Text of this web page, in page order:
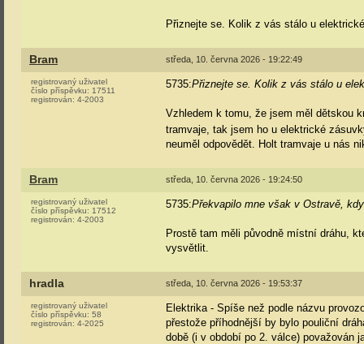
Přiznejte se. Kolik z vás stálo u
Bram středa, 10. června 2026 - 19:22:49
registrovaný uživatel
číslo příspěvku: 17511
registrován: 4-2003
5735:Přiznejte se. Kolik z vás stálo u
Vzhledem k tomu, že jsem měl dětskou
tramvaje, tak jsem ho u elektrické
neuměl odpovědět. Holt tramvaje u nás
Bram středa, 10. června 2026 - 19:24:50
registrovaný uživatel
číslo příspěvku: 17512
registrován: 4-2003
5735:Překvapilo mne však v Ostravě,
Prostě tam měli původně místní dráhu,
vysvětlit.
hradla středa, 10. června 2026 - 19:53:37
registrovaný uživatel
číslo příspěvku: 58
registrován: 4-2025
Elektrika - Spíše než podle názvu
přestože příhodnější by bylo pouliční
době (i v období po 2. válce) považován